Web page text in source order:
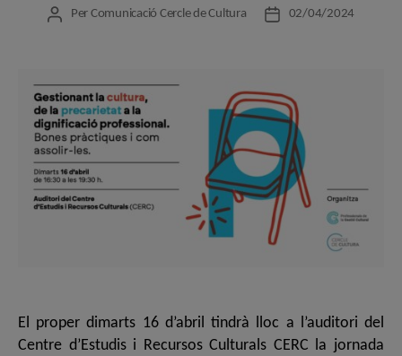
Autor
Per Comunicació Cercle de Cultura
Data02/04/2024
El proper dimarts 16 d’abril tindrà lloc a l’auditori del
Centre d’Estudis i Recursos Culturals CERC la jornada